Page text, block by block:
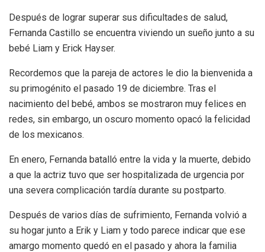
Después de lograr superar sus dificultades de salud,
Fernanda Castillo se encuentra viviendo un sueño junto a su
bebé Liam y Erick Hayser.
Recordemos que la pareja de actores le dio la bienvenida a
su primogénito el pasado 19 de diciembre. Tras el
nacimiento del bebé, ambos se mostraron muy felices en
redes, sin embargo, un oscuro momento opacó la felicidad
de los mexicanos.
En enero, Fernanda batalló entre la vida y la muerte, debido
a que la actriz tuvo que ser hospitalizada de urgencia por
una severa complicación tardía durante su postparto.
Después de varios días de sufrimiento, Fernanda volvió a
su hogar junto a Erik y Liam y todo parece indicar que ese
amargo momento quedó en el pasado y ahora la familia